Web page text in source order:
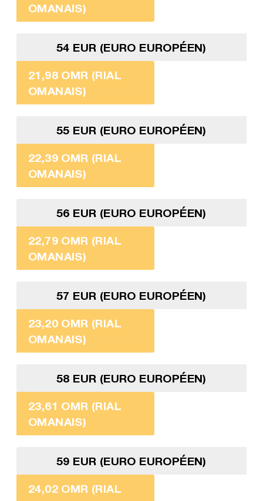
OMANAIS)
54 EUR (EURO EUROPÉEN)
21,98 OMR (RIAL
OMANAIS)
55 EUR (EURO EUROPÉEN)
22,39 OMR (RIAL
OMANAIS)
56 EUR (EURO EUROPÉEN)
22,79 OMR (RIAL
OMANAIS)
57 EUR (EURO EUROPÉEN)
23,20 OMR (RIAL
OMANAIS)
58 EUR (EURO EUROPÉEN)
23,61 OMR (RIAL
OMANAIS)
59 EUR (EURO EUROPÉEN)
24,02 OMR (RIAL